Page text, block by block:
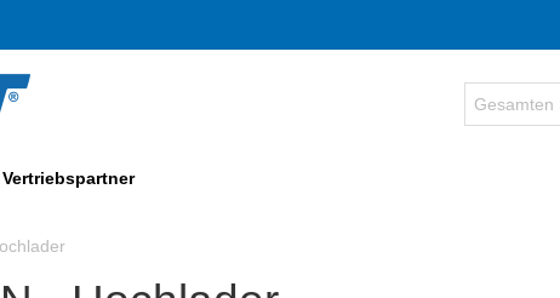
Vertriebspartner